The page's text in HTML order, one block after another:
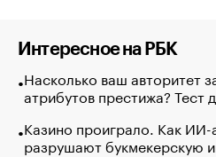
Интересное на РБК
Насколько ваш авторитет
атрибутов престижа? Тест
Казино проиграло. Как ИИ-
разрушают букмекерскую